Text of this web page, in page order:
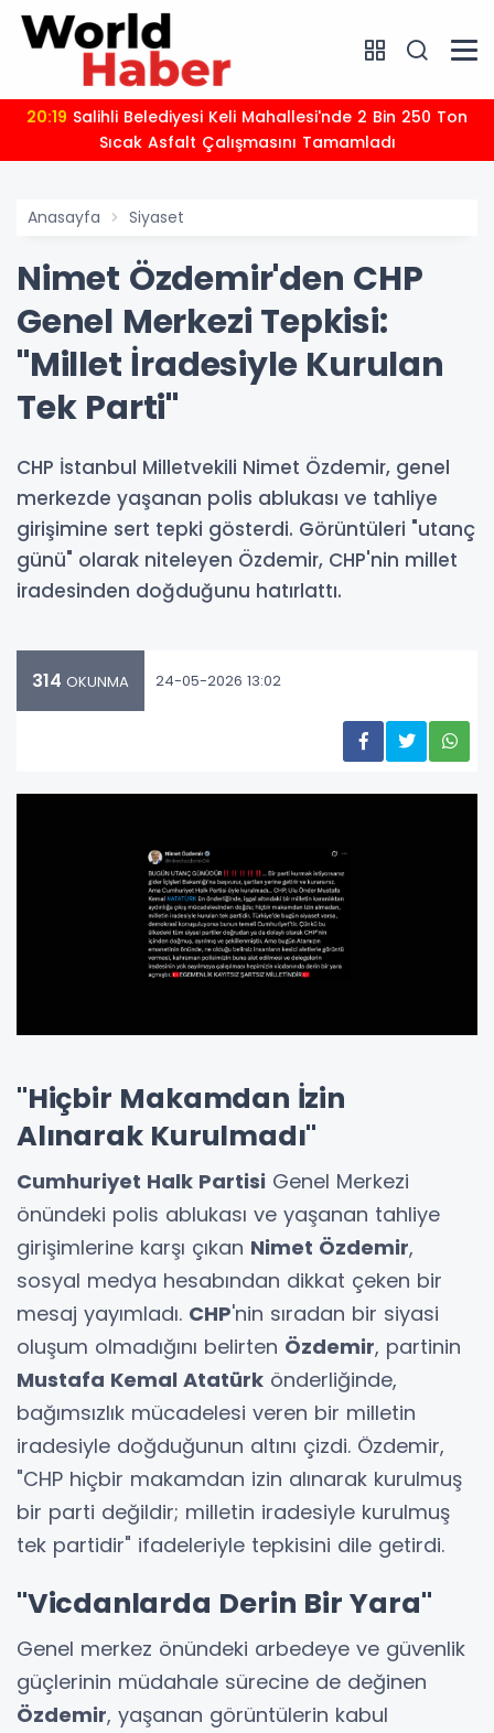
20:19
Sıcak Asfalt Çalışmasını Tamamladı
Anasayfa Siyaset
Nimet Özdemir'den CHP
Genel Merkezi Tepkisi:
"Millet İradesiyle Kurulan
Tek Parti"
CHP İstanbul Milletvekili Nimet Özdemir, genel
merkezde yaşanan polis ablukası ve tahliye
girişimine sert tepki gösterdi. Görüntüleri "utanç
günü" olarak niteleyen Özdemir, CHP'nin millet
iradesinden doğduğunu hatırlattı.
314 OKUNMA 24-05-2026 13:02
"Hiçbir Makamdan İzin
Alınarak Kurulmadı"
Cumhuriyet Halk Partisi Genel Merkezi
önündeki polis ablukası ve yaşanan tahliye
girişimlerine karşı çıkan Nimet Özdemir,
sosyal medya hesabından dikkat çeken bir
mesaj yayımladı. CHP'nin sıradan bir siyasi
oluşum olmadığını belirten Özdemir, partinin
Mustafa Kemal Atatürk önderliğinde,
bağımsızlık mücadelesi veren bir milletin
iradesiyle doğduğunun altını çizdi. Özdemir,
"CHP hiçbir makamdan izin alınarak kurulmuş
bir parti değildir; milletin iradesiyle kurulmuş
tek partidir" ifadeleriyle tepkisini dile getirdi.
"Vicdanlarda Derin Bir Yara"
Genel merkez önündeki arbedeye ve güvenlik
güçlerinin müdahale sürecine de değinen
Özdemir, yaşanan görüntülerin kabul